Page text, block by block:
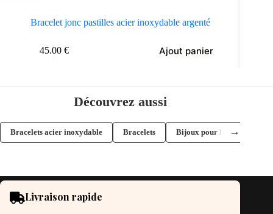
Bracelet jonc pastilles acier inoxydable argenté
45.00 € Ajout panier
Découvrez aussi
Bracelets acier inoxydable Bracelets Bijoux pour la Saint-
→
Livraison rapide